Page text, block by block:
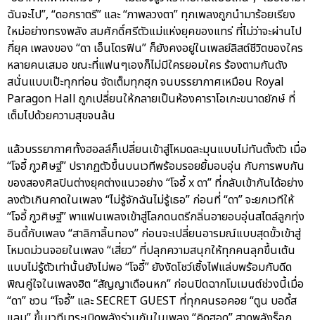
ฉันจะไป”, “ดอกราตรี” และ “ภาพลวงตา” ทุกเพลงถูกนำมาร้อยเรียง
ใหม่อย่างทรงพลัง สมศักดิ์ศรีตัวแม่แห่งยุคของแทร่ ที่ไม่ว่าจะผ่านไป
กี่ยุค เพลงของ “ดา เอ็นโดรฟิน” ก็ยังคงอยู่ในเพลย์ลิสต์ชีวิตของใคร
หลายคนเสมอ ขณะที่แฟนๆเองก็ไม่มีใครยอมใคร ร้องตามกันดัง
สนั่นแบบเป๊ะทุกท่อน จัดเต็มทุกฮุก จนบรรยากาศเหมือน Royal
Paragon Hall ถูกเปลี่ยนให้กลายเป็นห้องคาราโอเกะขนาดยักษ์ ที่
เต็มไปด้วยความสุขจนล้น
แล้วบรรยากาศทั้งฮอลล์ก็เปลี่ยนเข้าสู่โหมดละมุนแบบไม่ทันตั้งตัว เมื่อ
“โจอี้ ภูวศิษฐ์” ปรากฏตัวขึ้นบนเวทีพร้อมรอยยิ้มอบอุ่น กับการพบกัน
ของสองศิลปินต่างยุคต่างแนวอย่าง “โจอี้ x ดา” ที่กลับเข้ากันได้อย่าง
ลงตัวเกินคาดในเพลง “ไม่รู้จักฉันไม่รู้เธอ” ก่อนที่ “ดา” จะยกเวทีให้
“โจอี้ ภูวศิษฐ์” พาแฟนเพลงเข้าสู่โลกดนตรีกลิ่นอายอบอุ่นสไตล์ลูกทุ่ง
อินดี้กับเพลง “สาลิกาลิ้นทอง” ก่อนจะเปลี่ยนอารมณ์แบบสุดขั้วเข้าสู่
โหมดม่วนจอยในเพลง “เสี่ยว” ที่ปลุกความสนุกให้ทุกคนลุกขึ้นเต้น
แบบไม่รู้ตัวเท่านั้นยังไม่พอ “โจอี้” ยังงัดโชว์เซิ้งไฟแล่บพร้อมกับดีด
พิณคู่ใจในเพลงฮิต “สัญญาเดือนหก” ก่อนปิดฉากโมเมนต์ช่วงนี้เมื่อ
“ดา” ชวน “โจอี้” และ SECRET GUEST ที่ทุกคนรอคอย “ตูน บอดี้ส